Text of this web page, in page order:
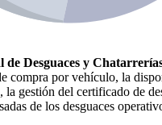
Desguaces y
compra por vehículo, la
la gestión del certificado de
de los desguaces